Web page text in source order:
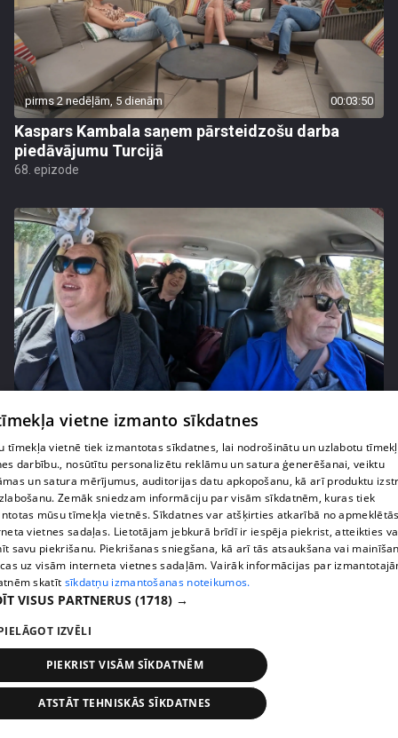
pirms 2 nedēļām, 5 dienām 00:03:50
Kaspars Kambala saņem pārsteidzošu darba
piedāvājumu Turcijā
68. epizode
"Tevi sagaida pārsteigums!" Margarita Kolosova
satraukta par draudzeņu izdomu
71. epizode
pirms 2 nedēļām, 6 dienām
vietne izmanto sīkdatnes
tīmekļa vietnē tiek izmantotas sīkdatnes, lai nodrošinātu un uzlabotu
darbību., nosūtītu personalizētu reklāmu un satura ģenerēšanai, veiktu
un satura mērījumus, auditorijas datu apkopošanu, kā arī produktu
Zemāk sniedzam informāciju par visām sīkdatnēm, kuras tiek
mūsu tīmekļa vietnēs. Sīkdatnes var atšķirties atkarībā no
vietnes sadaļas. Lietotājam jebkurā brīdī ir iespēja piekrist, atteikties
savu piekrišanu. Piekrišanas sniegšana, kā arī tās atsaukšana vai
uz visām interneta vietnes sadaļām. Vairāk informācijas par
skatīt sīkdatņu izmantošanas noteikumos.
VISUS PARTNERUS (1718) →
IZVĒLI
PIEKRIST VISĀM SĪKDATNĒM
ATSTĀT TEHNISKĀS SĪKDATNES